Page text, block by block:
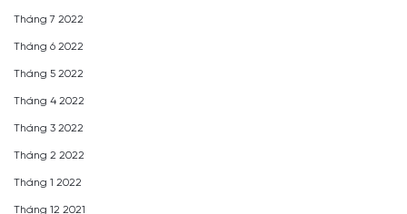
Tháng 7 2022
Tháng 6 2022
Tháng 5 2022
Tháng 4 2022
Tháng 3 2022
Tháng 2 2022
Tháng 1 2022
Tháng 12 2021